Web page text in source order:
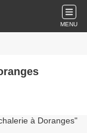
MENU